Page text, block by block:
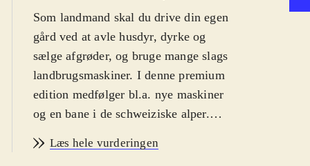
Som landmand skal du drive din egen
gård ved at avle husdyr, dyrke og
sælge afgrøder, og bruge mange slags
landbrugsmaskiner. I denne premium
edition medfølger bl.a. nye maskiner
og en bane i de schweiziske alper.
landbrugsinteresserede.
Læs hele vurderingen